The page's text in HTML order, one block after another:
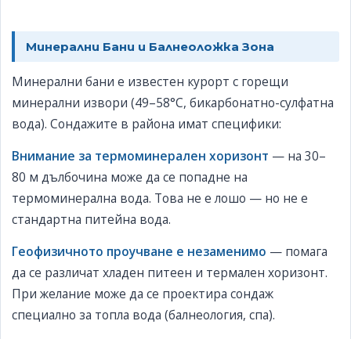
Минерални Бани и Балнеоложка Зона
Минерални бани е известен курорт с горещи
минерални извори (49–58°C, бикарбонатно-сулфатна
вода). Сондажите в района имат специфики:
Внимание за термоминерален хоризонт — на 30–
80 м дълбочина може да се попадне на
термоминерална вода. Това не е лошо — но не е
стандартна питейна вода.
Геофизичното проучване е незаменимо — помага
да се различат хладен питеен и термален хоризонт.
При желание може да се проектира сондаж
специално за топла вода (балнеология, спа).